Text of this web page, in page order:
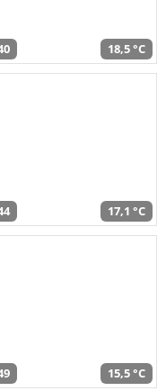
18,5 °C
17,1 °C
15,5 °C